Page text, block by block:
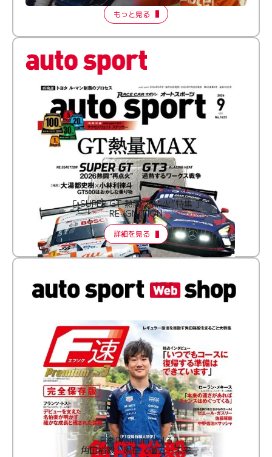
もっと見る
［ SUPER GT 熱闘“再点火”特集 ］
RE:IGNITION
詳細を見る
F速 Premium Vol.3
角田裕毅 現在・過去・未来